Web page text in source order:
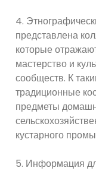
4.
представлена
которые
мастерство и
сообществ. К
традиционные
предметы
кустарного
5. Информация